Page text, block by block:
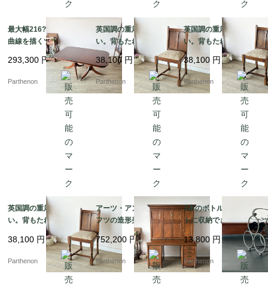
最大幅216?p！優美な
曲線を描くツインペデ
スタル脚とオーバル型
の伸長式ダイニングテ
ーブル【t327】
293,300 円
Parthenon
英国調の重厚な佇ま
い。背もたれの彫刻が
美しいオーク材ダイニ
ングチェア【2230】
38,100 円
Parthenon
英国調の重厚な佇ま
い。背もたれの彫刻が
美しいオーク材ダイニ
ングチェア【2229】
38,100 円
Parthenon
英国調の重厚な佇ま
い。背もたれの彫刻が
美しいオーク材ダイニ
ングチェア【2228】
38,100 円
Parthenon
アーツ・アンド・クラ
フツの造形美が光る、
名門Sopwith & Co社製
の大型オークプレジデ
ントデスク【d67】
752,200 円
Parthenon
3本のボトルをコンパク
トに収納できる卓上ボ
トルホルダー。葡萄の
装飾が美しいアイアン
製ワインラック【8529
-6】
13,800 円
Parthenon